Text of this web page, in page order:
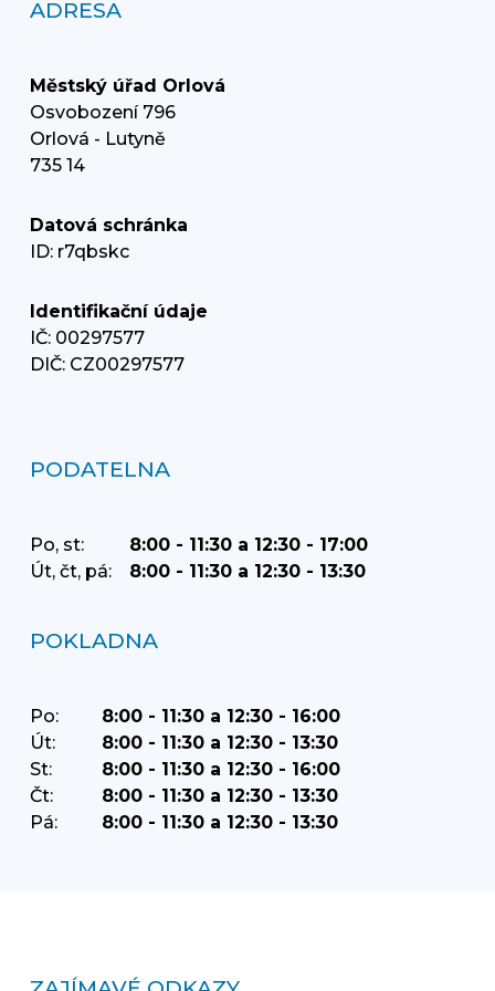
ADRESA
Městský úřad Orlová
Osvobození 796
Orlová - Lutyně
735 14
Datová schránka
ID: r7qbskc
Identifikační údaje
IČ: 00297577
DIČ: CZ00297577
PODATELNA
Po, st:
8:00 - 11:30 a 12:30 - 17:00
Út, čt, pá:
8:00 - 11:30 a 12:30 - 13:30
POKLADNA
Po:
8:00 - 11:30 a 12:30 - 16:00
Út:
8:00 - 11:30 a 12:30 - 13:30
St:
8:00 - 11:30 a 12:30 - 16:00
Čt:
8:00 - 11:30 a 12:30 - 13:30
Pá:
8:00 - 11:30 a 12:30 - 13:30